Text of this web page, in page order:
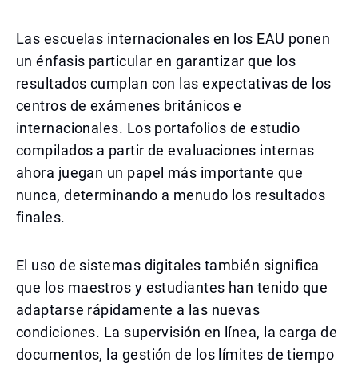
Las escuelas internacionales en los EAU ponen
un énfasis particular en garantizar que los
resultados cumplan con las expectativas de los
centros de exámenes británicos e
internacionales. Los portafolios de estudio
compilados a partir de evaluaciones internas
ahora juegan un papel más importante que
nunca, determinando a menudo los resultados
finales.
El uso de sistemas digitales también significa
que los maestros y estudiantes han tenido que
adaptarse rápidamente a las nuevas
condiciones. La supervisión en línea, la carga de
documentos, la gestión de los límites de tiempo